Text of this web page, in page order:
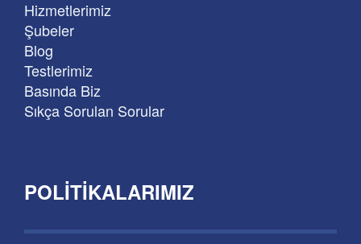
Hizmetlerimiz
Şubeler
Blog
Testlerimiz
Basında Biz
Sıkça Sorulan Sorular
POLITIKALARIMIZ